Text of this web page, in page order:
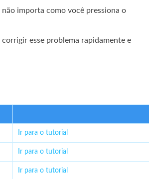
não importa como você pressiona o
esse problema rapidamente e
Ir para o tutorial
Ir para o tutorial
Ir para o tutorial